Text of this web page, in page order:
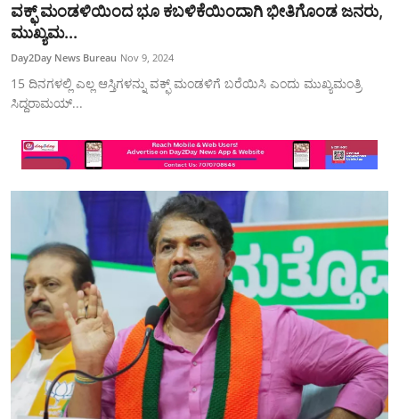
ವಕ್ಫ್‌ ಮಂಡಳಿಯಿಂದ ಭೂ ಕಬಳಿಕೆಯಿಂದಾಗಿ ಭೀತಿಗೊಂಡ ಜನರು,
ಮುಖ್ಯಮ...
Day2Day News Bureau Nov 9, 2024
15 ದಿನಗಳಲ್ಲಿ ಎಲ್ಲ ಆಸ್ತಿಗಳನ್ನು ವಕ್ಫ್‌ ಮಂಡಳಿಗೆ ಬರೆಯಿಸಿ ಎಂದು ಮುಖ್ಯಮಂತ್ರಿ
ಸಿದ್ದರಾಮಯ್...